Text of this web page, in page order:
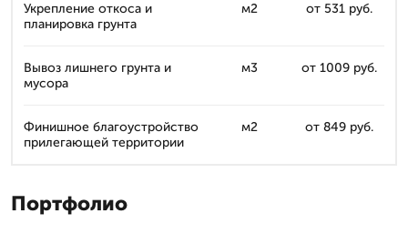
Укрепление откоса и
планировка грунта
м2 от 531 руб.
Вывоз лишнего грунта и
мусора
м3 от 1009 руб.
Финишное благоустройство
прилегающей территории
м2 от 849 руб.
Портфолио